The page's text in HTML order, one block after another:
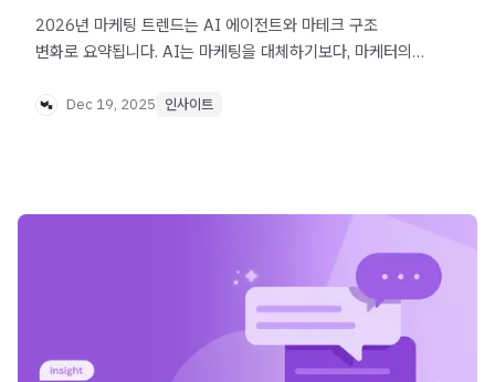
2026년 마케팅 트렌드는 AI 에이전트와 마테크 구조
변화로 요약됩니다. AI는 마케팅을 대체하기보다, 마케터의
2026 리포트를 바탕으로 그 본질을 정리합니다.
Dec 19, 2025 인사이트